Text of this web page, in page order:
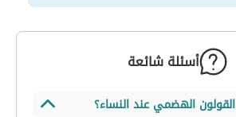
أسئلة شائعة
الهضمي عند النساء؟